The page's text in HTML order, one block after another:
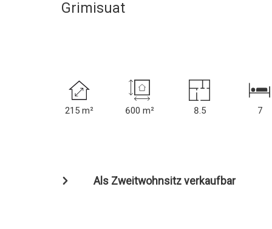
Grimisuat
215 m² 600 m² 8.5 7
Als Zweitwohnsitz verkaufbar